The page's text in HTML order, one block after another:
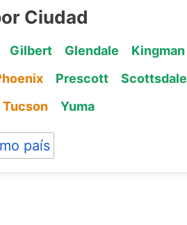
Ciudad
Gilbert Glendale
Kingman
Prescott Scottsdale
Tucson Yuma
país